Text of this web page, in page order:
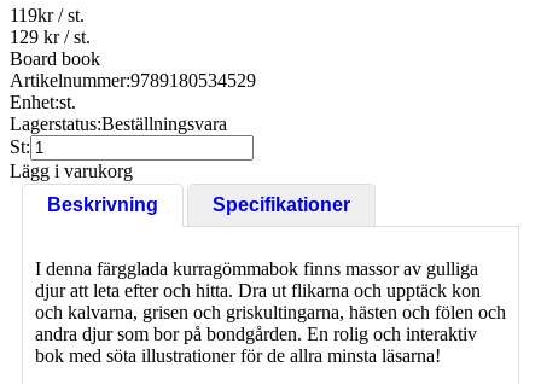
119kr/ st.
129 kr/ st.
Board book
Artikelnummer:9789180534529
Enhet:st.
Lagerstatus:Beställningsvara
St:
Lägg i varukorg
Beskrivning
Specifikationer
I denna färgglada kurragömmabok finns massor av gulliga
djur att leta efter och hitta. Dra ut flikarna och upptäck kon
och kalvarna, grisen och griskultingarna, hästen och fölen och
andra djur som bor på bondgården. En rolig och interaktiv
bok med söta illustrationer för de allra minsta läsarna!